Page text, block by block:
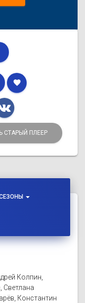
favorite
СТАРЫЙ ПЛЕЕР
Колпин,
Константин